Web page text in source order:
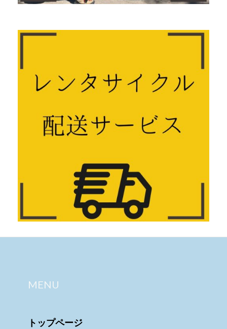
MENU
トップページ